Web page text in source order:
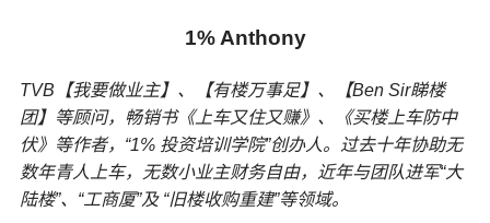
1% Anthony
TVB【我要做业主】、【有楼万事足】、【Ben Sir睇楼
团】等顾问，畅销书《上车又住又赚》、《买楼上车防中
伏》等作者，“1% 投资培训学院”创办人。过去十年协助无
数年青人上车，无数小业主财务自由，近年与团队进军“大
陆楼”、“工商厦”及 “旧楼收购重建”等领域。